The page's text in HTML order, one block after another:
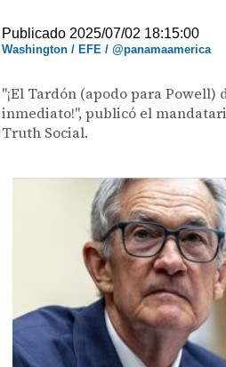
Publicado 2025/07/02 18:15:00
Washington / EFE / @panamaamerica
"¡El Tardón (apodo para
inmediato!", publicó el
Truth Social.